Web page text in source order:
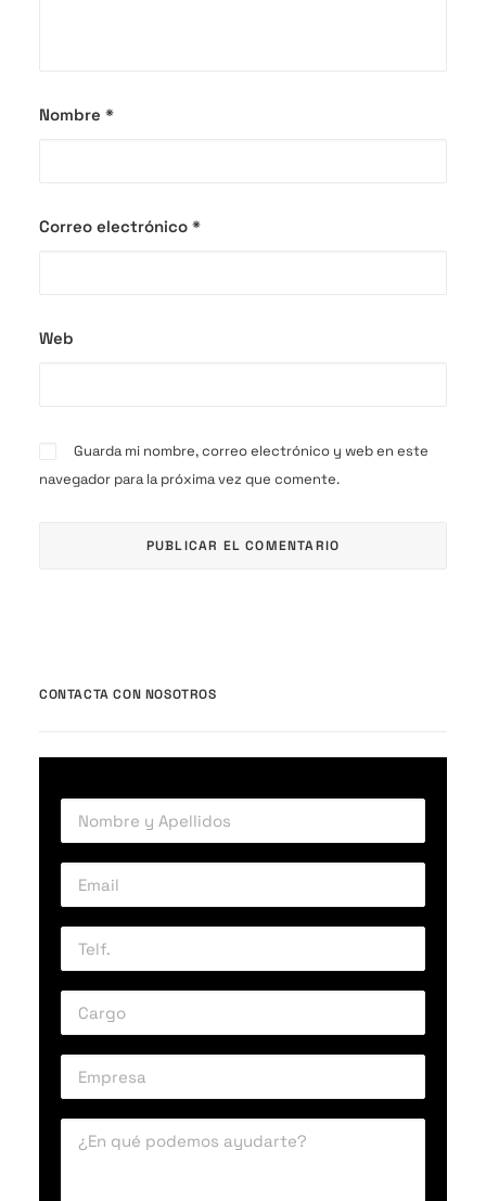
Nombre *
Correo electrónico *
Web
Guarda mi nombre, correo electrónico y web en este
navegador para la próxima vez que comente.
CONTACTA CON NOSOTROS